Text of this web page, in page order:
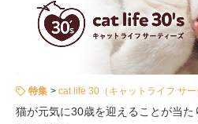
特集 cat life 30（キャットライフ サー
猫が元気に30歳を迎えることが当た